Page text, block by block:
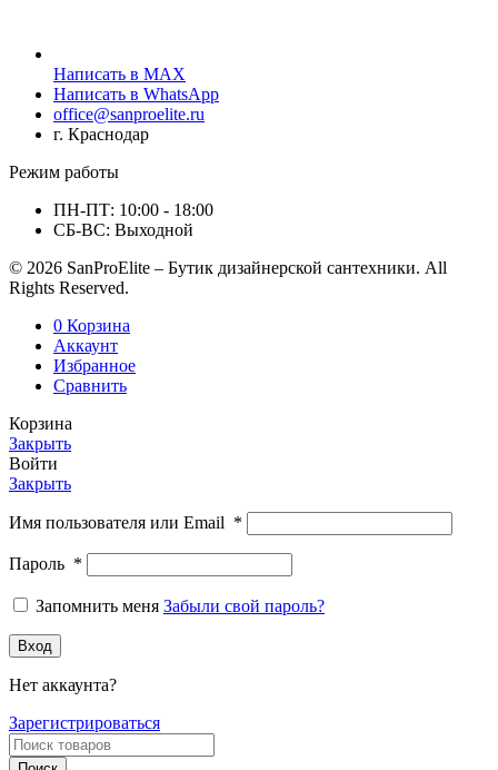
Написать в MAX
Написать в WhatsApp
office@sanproelite.ru
г. Краснодар
Режим работы
ПН-ПТ: 10:00 - 18:00
СБ-ВС: Выходной
© 2026 SanProElite – Бутик дизайнерской сантехники. All
Rights Reserved.
0 Корзина
Аккаунт
Избранное
Сравнить
Корзина
Закрыть
Войти
Закрыть
Имя пользователя или Email *
Пароль *
Запомнить меня Забыли свой пароль?
Вход
Нет аккаунта?
Зарегистрироваться